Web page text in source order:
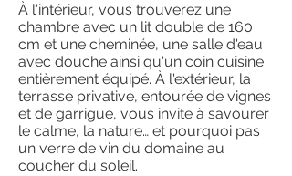
À l'intérieur, vous trouverez une
chambre avec un lit double de 160
cm et une cheminée, une salle d'eau
avec douche ainsi qu'un coin cuisine
entièrement équipé. À l'extérieur, la
terrasse privative, entourée de vignes
et de garrigue, vous invite à savourer
le calme, la nature… et pourquoi pas
un verre de vin du domaine au
coucher du soleil.